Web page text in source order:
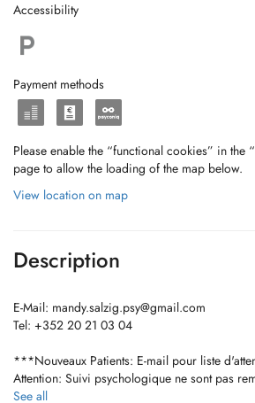
Accessibility
Payment methods
Please enable the “functional cookies” in the
page to allow the loading of the map below.
View location on map
Description
E-Mail: mandy.salzig.psy@gmail.com
Tel: +352 20 21 03 04
***Nouveaux Patients: E-mail pour liste
Attention: Suivi psychologique ne sont pas
Luxembourg!
See all